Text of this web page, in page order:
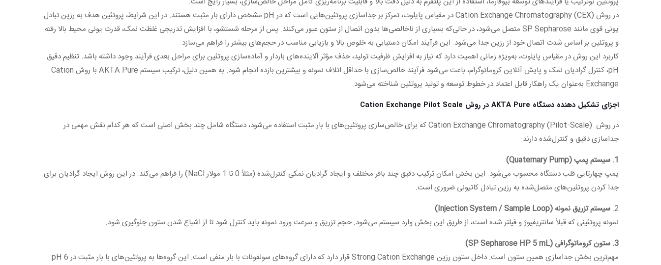
در روش Cation Exchange Chromatography (CEX) در مقیاس پایلوت، تمرکز بر جداسازی پروتئین‌هایی است که در pH مشخص دارای بار مثبت هستند. در این شرایط، پروتئین هدف به رزین تبادل
یونی قوی مانند SP Sepharose متصل می‌شود، در حالی‌که بسیاری از ناخالصی‌ها بدون اتصال از ستون عبور می‌کنند. پس از مرحله شستشو، با افزایش تدریجی غلظت نمک، قدرت یونی محیط بالا رفته
و پروتئین بر اساس شدت اتصال خود از رزین جدا می‌شود. این فرآیند امکان دستیابی به خلوص بالا و بازیابی مناسب در حجم‌های بیشتر را فراهم می‌سازد.
کاربرد این روش در مقیاس پایلوت، به‌ویژه زمانی اهمیت دارد که نیاز به افزایش ظرفیت تولید، حذف مؤثر آلاینده‌های باردار و آماده‌سازی پروتئین برای مراحل بعدی فرآیند وجود داشته باشد. تنظیم دقیق
pH، کنترل گرادیان نمک و پایش آنلاین کروماتوگرام، باعث می‌شود فرآیند خالص‌سازی با حداقل اتلاف نمونه و بیشترین بازده انجام شود. به همین دلیل، ترکیب سیستم AKTA Pure با روش Cation
Exchange به‌عنوان یک راهکار قابل اعتماد در خطوط توسعه و تولید پروتئین شناخته می‌شود.
اجزای تشکیل دهنده دستگاه AKTA Pure در روش Cation Exchange Pilot Scale
در روش Cation Exchange Chromatography (Pilot-Scale) که برای خالص‌سازی پروتئین‌های با بار مثبت استفاده می‌شود، دستگاه شامل چند بخش اصلی است که هر کدام نقش مهمی در
جداسازی دقیق و کنترل‌شده دارند:
1. سیستم پمپ (Quaternary Pump)
پمپ چهارتایی قلب دستگاه محسوب می‌شود. این بخش امکان ترکیب دقیق چند بافر مختلف و ایجاد گرادیان نمکی کنترل‌شده (مثلاً 0 تا 1 مولار NaCl) را فراهم می‌کند. در این روش ایجاد گرادیان برای
جدا کردن پروتئین‌های متصل‌شده به رزین تبادل کاتیونی ضروری است.
2. سیستم تزریق نمونه (Injection System / Sample Loop)
نمونه پروتئینی که قبلاً سانتریفیوژ و فیلتر شده است، از طریق این بخش وارد سیستم می‌شود. حجم تزریق و سرعت ورود نمونه باید کنترل شود تا از اشباع شدن ستون جلوگیری شود.
3. ستون کروماتوگرافی (SP Sepharose HP 5 mL)
مهم‌ترین بخش جداسازی همین ستون است. داخل ستون رزین Strong Cation Exchange قرار دارد که دارای گروه‌های سولفونات با بار منفی است. این گروه‌ها به پروتئین‌های با بار مثبت در pH 6